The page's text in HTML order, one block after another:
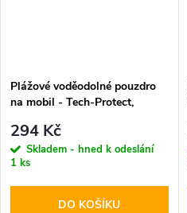
Plážové voděodolné pouzdro
na mobil - Tech-Protect,
294 Kč
Skladem - hned k odeslání
1 ks
DO KOŠÍKU